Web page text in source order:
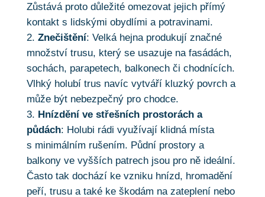
Zůstává proto důležité omezovat jejich přímý
kontakt s lidskými obydlími a potravinami.
Znečištění: Velká hejna produkují značné
množství trusu, který se usazuje na fasádách,
sochách, parapetech, balkonech či chodnících.
Vlhký holubí trus navíc vytváří kluzký povrch a
může být nebezpečný pro chodce.
Hnízdění ve střešních prostorách a
půdách: Holubi rádi využívají klidná místa
s minimálním rušením. Půdní prostory a
balkony ve vyšších patrech jsou pro ně ideální.
Často tak dochází ke vzniku hnízd, hromadění
peří, trusu a také ke škodám na zateplení nebo